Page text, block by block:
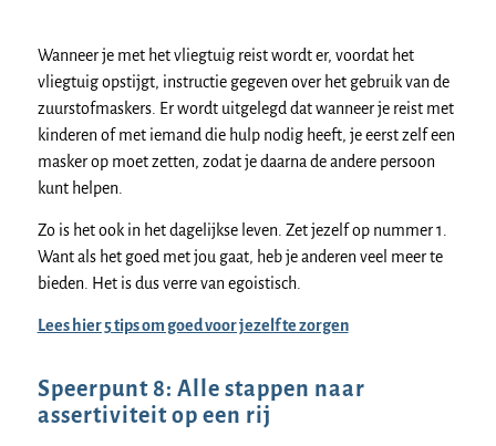
Wanneer je met het vliegtuig reist wordt er, voordat het
vliegtuig opstijgt, instructie gegeven over het gebruik van de
zuurstofmaskers. Er wordt uitgelegd dat wanneer je reist met
kinderen of met iemand die hulp nodig heeft, je eerst zelf een
masker op moet zetten, zodat je daarna de andere persoon
kunt helpen.
Zo is het ook in het dagelijkse leven. Zet jezelf op nummer 1.
Want als het goed met jou gaat, heb je anderen veel meer te
bieden. Het is dus verre van egoistisch.
Lees hier 5 tips om goed voor jezelf te zorgen
Speerpunt 8: Alle stappen naar
assertiviteit op een rij